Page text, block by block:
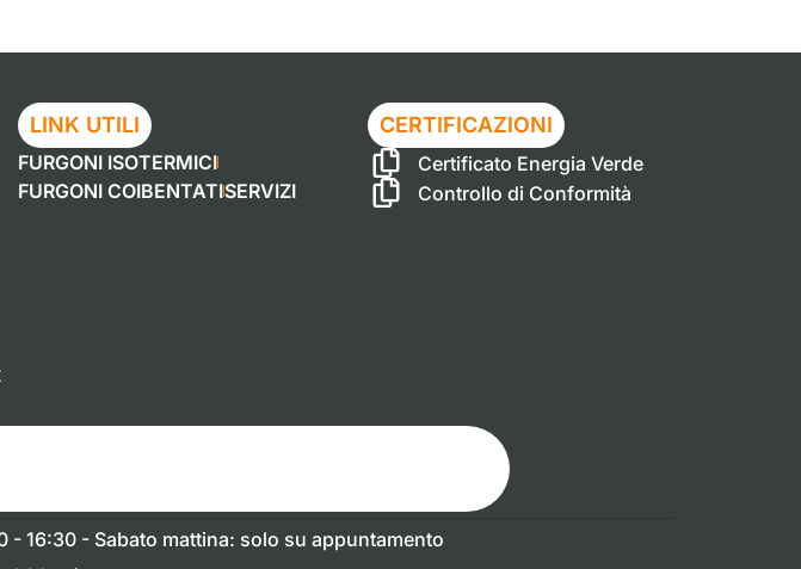
LINK UTILI
FURGONI ISOTERMICI
FURGONI COIBENTATISERVIZI
CERTIFICAZIONI
Certificato Energia Verde
Controllo di Conformità
- 16:30 - Sabato mattina: solo su appuntamento